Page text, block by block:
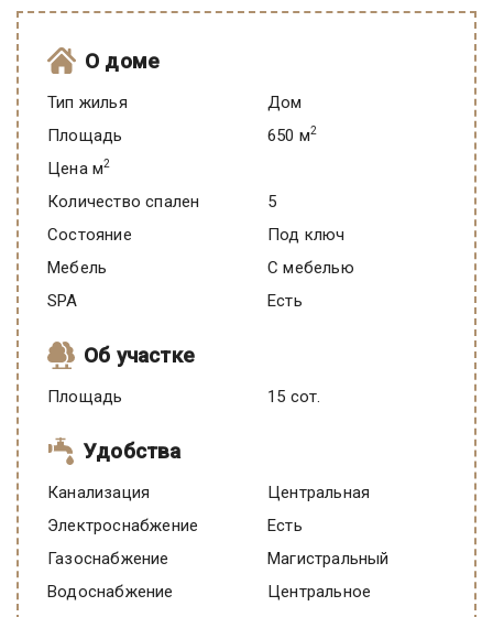
О доме
Тип жилья
Дом
Площадь
650 м2
Цена м2
Количество спален
5
Состояние
под ключ
Мебель
C мебелью
SPA
есть
Об участке
Площадь 15 сот.
Удобства
Канализация
Центральная
Электроснабжение
есть
Газоснабжение
Магистральный
Водоснабжение
Центральное